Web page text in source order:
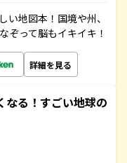
い地図本！国境や州、
ぞって脳もイキイキ！
詳細を見る
なる！すごい地球の